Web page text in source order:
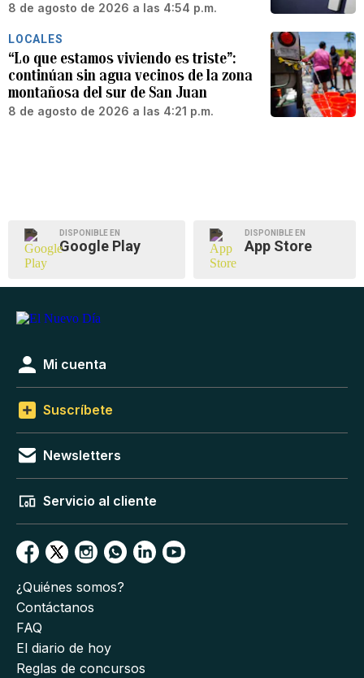
8 de agosto de 2026 a las 4:54 p.m.
LOCALES
“Lo que estamos viviendo es triste”:
continúan sin agua vecinos de la zona
montañosa del sur de San Juan
8 de agosto de 2026 a las 4:21 p.m.
DISPONIBLE EN
Google Play
DISPONIBLE EN
App Store
Mi cuenta
Suscríbete
Newsletters
Servicio al cliente
¿Quiénes somos?
Contáctanos
FAQ
El diario de hoy
Reglas de concursos